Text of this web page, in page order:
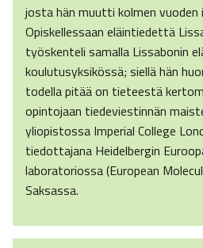
josta hän muutti kolmen vuoden
Opiskellessaan eläintiedettä
työskenteli samalla Lissabonin
koulutusyksikössä; siellä hän
todella pitää on tieteestä
opintojaan tiedeviestinnän
yliopistossa Imperial College
tiedottajana Heidelbergin
laboratoriossa (European
Saksassa.